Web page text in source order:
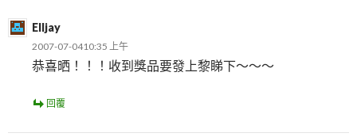
Elljay
2007-07-0410:35 上午
恭喜晒！！！收到獎品要發上黎睇下～～～
回覆